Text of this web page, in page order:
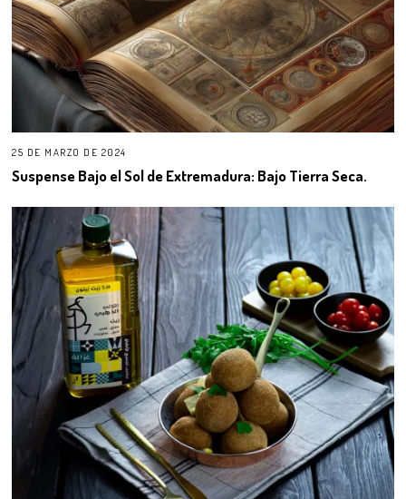
25 DE MARZO DE 2024
Suspense Bajo el Sol de Extremadura: Bajo Tierra Seca.